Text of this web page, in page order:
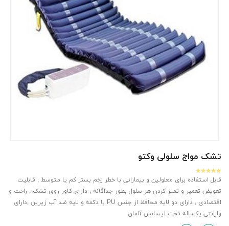
تشک مواج سلولی وکتو
قابل استفاده برای معلولین و بیمارانی با خطر زخم بستر کم یا متوسط , قابلیت
تعویض تعمیر و تمیز کردن هر سلول بطور جداگانه , دارای کاور روی تشک , راحت و
اقتصادی , دارای دو لایه محافظ از جنس PU با دکمه و لایه ضد آب زیرین ,دارای
وارانتی یکساله تحت لیسانس آلمان